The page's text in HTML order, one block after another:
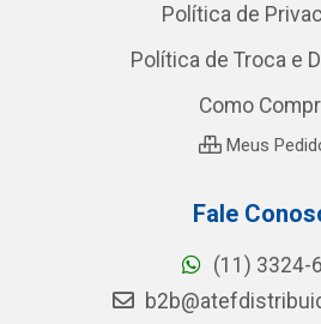
Política de
Política de Troca e
Como
Meus
Fale
(11) 3324-